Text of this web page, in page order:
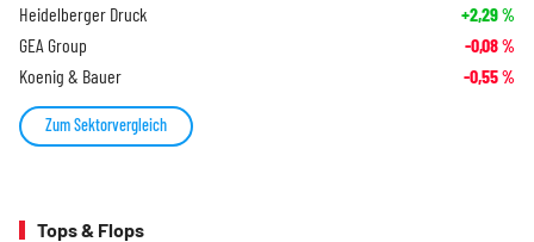
Heidelberger Druck +2,29%
GEA Group -0,08%
Koenig & Bauer -0,55%
Zum Sektorvergleich
Tops & Flops